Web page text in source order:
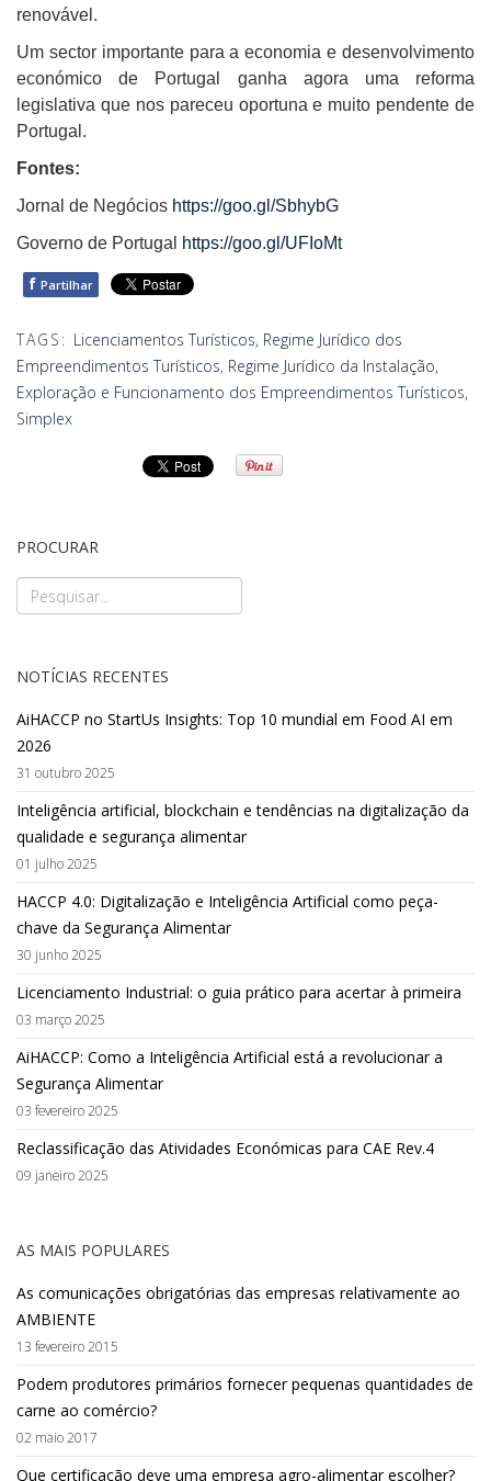
renovável.
Um sector importante para a economia e desenvolvimento
económico de Portugal ganha agora uma reforma
legislativa que nos pareceu oportuna e muito pendente de
Portugal.
Fontes:
Jornal de Negócios https://goo.gl/SbhybG
Governo de Portugal
https://goo.gl/UFIoMt
f Partilhar
TAGS: Licenciamentos Turísticos, Regime Jurídico dos
Empreendimentos Turísticos, Regime Jurídico da Instalação,
Exploração e Funcionamento dos Empreendimentos Turísticos,
Simplex
PROCURAR
NOTÍCIAS RECENTES
AiHACCP no StartUs Insights: Top 10 mundial em Food AI em
2026
31 outubro 2025
Inteligência artificial, blockchain e tendências na digitalização da
qualidade e segurança alimentar
01 julho 2025
HACCP 4.0: Digitalização e Inteligência Artificial como peça-
chave da Segurança Alimentar
30 junho 2025
Licenciamento Industrial: o guia prático para acertar à primeira
03 março 2025
AiHACCP: Como a Inteligência Artificial está a revolucionar a
Segurança Alimentar
03 fevereiro 2025
Reclassificação das Atividades Económicas para CAE Rev.4
09 janeiro 2025
AS MAIS POPULARES
As comunicações obrigatórias das empresas relativamente ao
AMBIENTE
13 fevereiro 2015
Podem produtores primários fornecer pequenas quantidades de
carne ao comércio?
02 maio 2017
Que certificação deve uma empresa agro-alimentar escolher?